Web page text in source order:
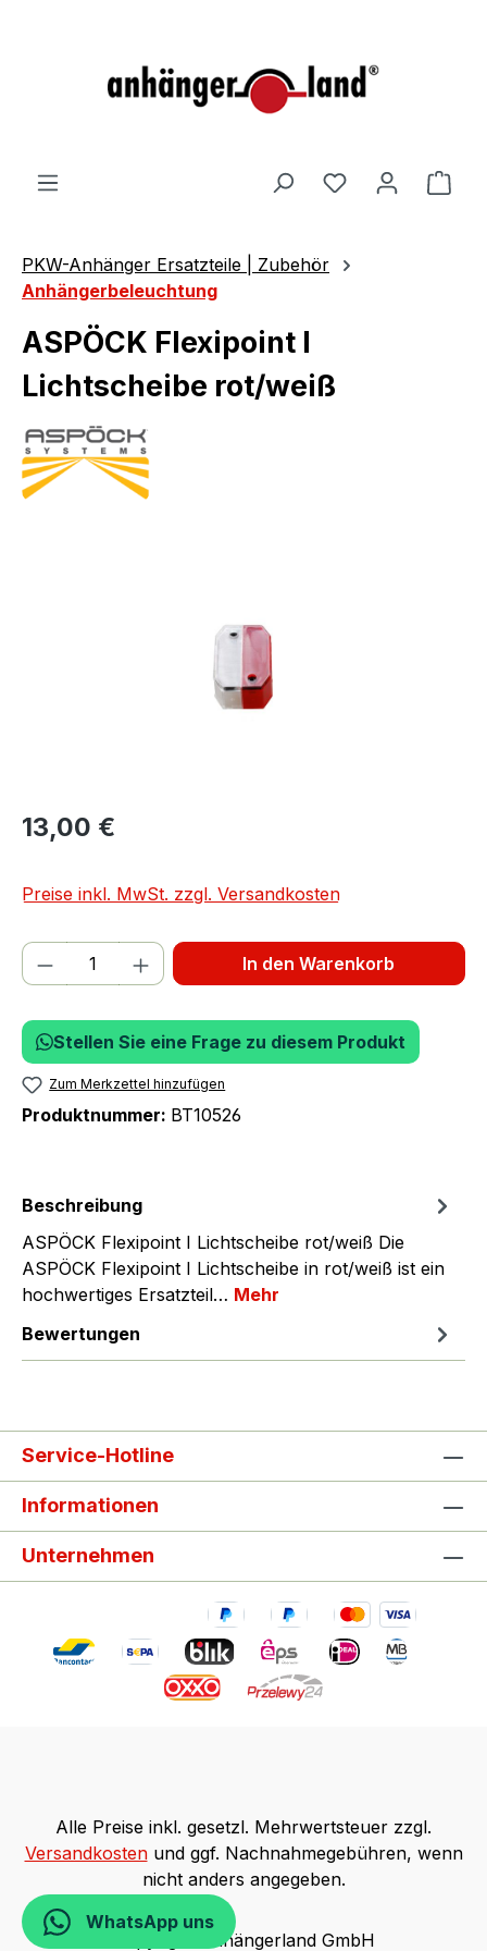
PKW-Anhänger Ersatzteile | Zubehör
Anhängerbeleuchtung
ASPÖCK Flexipoint I
Lichtscheibe rot/weiß
13,00 €
Preise inkl. MwSt. zzgl. Versandkosten
Produkt Anzahl: Gib den gewünschten
In den Warenkorb
Stellen Sie eine Frage zu diesem Produkt
Zum Merkzettel hinzufügen
Produktnummer: BT10526
Beschreibung
ASPÖCK Flexipoint I Lichtscheibe rot/weiß Die
ASPÖCK Flexipoint I Lichtscheibe in rot/weiß ist ein
hochwertiges Ersatzteil… Mehr
Bewertungen
Service-Hotline
Informationen
Unternehmen
Alle Preise inkl. gesetzl. Mehrwertsteuer zzgl.
Versandkostenund ggf. Nachnahmegebühren, wenn
nicht anders angegeben.
Copyright Anhängerland GmbH
WhatsApp uns